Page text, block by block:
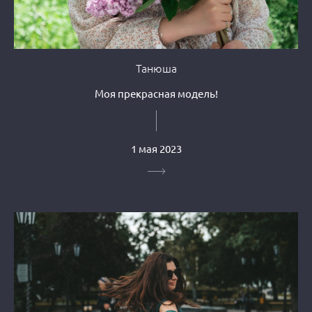
Танюша
Моя прекрасная модель!
1 мая 2023